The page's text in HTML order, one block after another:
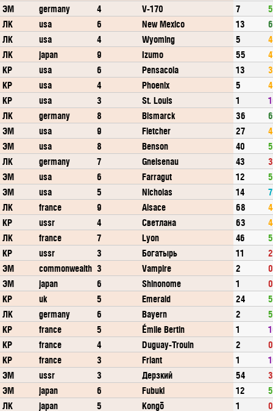
ЭМ
germany 4 V-170 7
ЛК
usa 6 New Mexico 13
ЛК
usa 4 Wyoming 5
ЛК
japan 9 Izumo 55
КР
usa 6 Pensacola 13
КР
usa 4 Phoenix 5
КР
usa 3 St. Louis 1
ЛК
germany 8 Bismarck 36
ЭМ
usa 9 Fletcher 27
ЭМ
usa 8 Benson 40
ЛК
germany 7 Gneisenau 43
ЭМ
usa 6 Farragut 12
ЭМ
usa 5 Nicholas 14
ЛК
france 9 Alsace 68
КР
ussr 4 Светлана 63
ЛК
france 7 Lyon 46
КР
ussr 3 Богатырь 11
ЭМ
commonwealth 3 Vampire 2
0
ЭМ
japan 6 Shinonome 1
0
КР
uk 5 Emerald 24
ЛК
germany 6 Bayern 2
КР
france 5 Émile Bertin 1
КР
france 4 Duguay-Trouin 2
0
КР
france 3 Friant 1
ЭМ
ussr 3 Дерзкий 54
ЭМ
japan 6 Fubuki 12
ЛК
japan 5 Kongō 1
0